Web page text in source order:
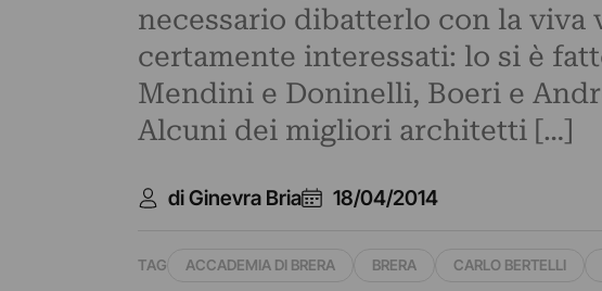
necessario dibatterlo con la
certamente interessati: lo si è
Mendini e Doninelli, Boeri e
Alcuni dei migliori architetti […]
di Ginevra Bria 18/04/2014
TAG ACCADEMIA DI BRERA BRERA CARLO BERTELLI